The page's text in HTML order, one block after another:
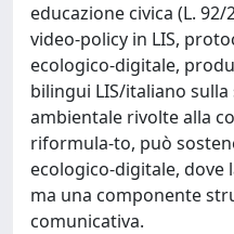
educazione civica (L.
video-policy in LIS,
ecologico-digitale,
bilingui LIS/italiano
ambientale rivolte alla
riformula-to, può
ecologico-digitale, dove
ma una componente
comunicativa.